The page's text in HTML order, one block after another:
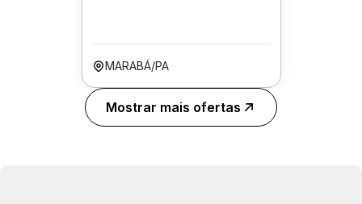
MARABÁ/PA
Mostrar mais ofertas